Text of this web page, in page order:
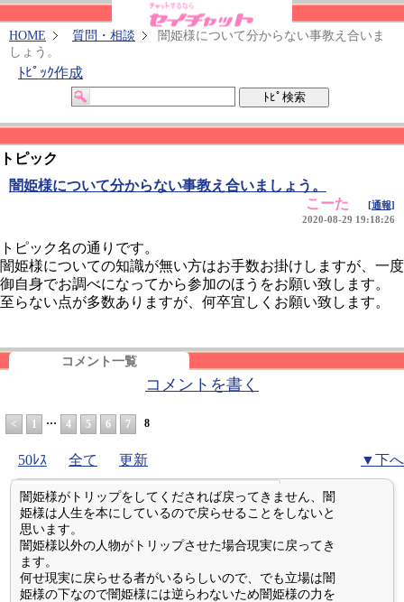
HOME 質問・相談
闇姫様について分からない事教え合いま
しょう。
ﾄﾋﾟｯｸ作成
トピック
闇姫様について分からない事教え合いましょう。
こーた
[通報]
2020-08-29 19:18:26
トピック名の通りです。
闇姫様についての知識が無い方はお手数お掛けしますが、一度
御自身でお調べになってから参加のほうをお願い致します。
至らない点が多数ありますが、何卒宜しくお願い致します。
コメント一覧
コメントを書く
< 1 … 4 5 6 7 8
50ﾚｽ 全て 更新 ▼下へ
闇姫様がトリップをしてくだされば戻ってきません、闇
姫様は人生を本にしているので戻らせることをしないと
思います。
闇姫様以外の人物がトリップさせた場合現実に戻ってき
ます。
何せ現実に戻らせる者がいるらしいので、でも立場は闇
姫様の下なので闇姫様には逆らわないため闇姫様の力を